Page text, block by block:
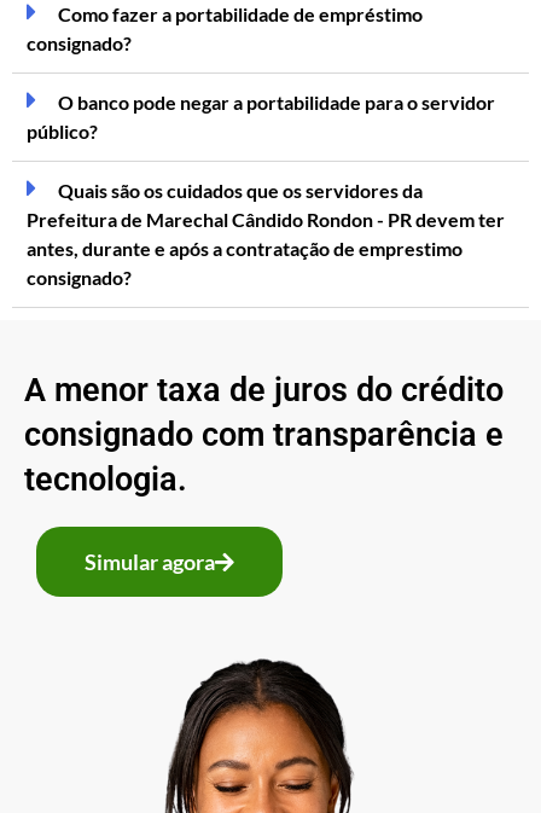
Como fazer a portabilidade de empréstimo
consignado?
O banco pode negar a portabilidade para o servidor
público?
Quais são os cuidados que os servidores da
Prefeitura de Marechal Cândido Rondon - PR devem ter
antes, durante e após a contratação de emprestimo
consignado?
A menor taxa de juros do crédito
consignado com transparência e
tecnologia.
Simular agora